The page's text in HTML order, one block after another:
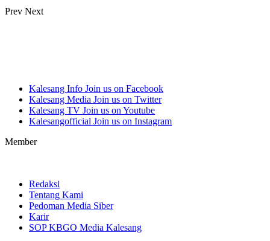
Prev Next
Kalesang Info Join us on Facebook
Kalesang Media Join us on Twitter
Kalesang TV Join us on Youtube
Kalesangofficial Join us on Instagram
Member
Redaksi
Tentang Kami
Pedoman Media Siber
Karir
SOP KBGO Media Kalesang